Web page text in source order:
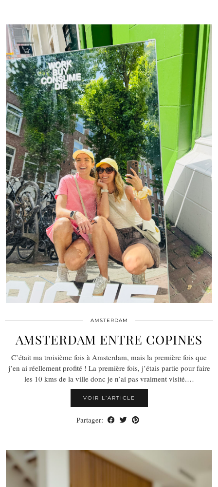
AMSTERDAM
AMSTERDAM ENTRE COPINES
C’était ma troisième fois à Amsterdam, mais la première fois que
j’en ai réellement profité ! La première fois, j’étais partie pour faire
les 10 kms de la ville donc je n’ai pas vraiment visité.…
VOIR L’ARTICLE
Partager: